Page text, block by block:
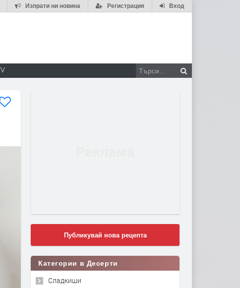
Вход
Регистрация
Изпрати ни новина
Публикувай нова рецепта
Категории в Десерти
Сладкиши